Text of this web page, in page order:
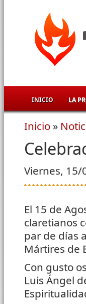
INICIO LA
Se
Inicio »
Viernes, 15/
El 15 de
claretianos
par de días
Mártires de
Con gusto
Luis Ángel